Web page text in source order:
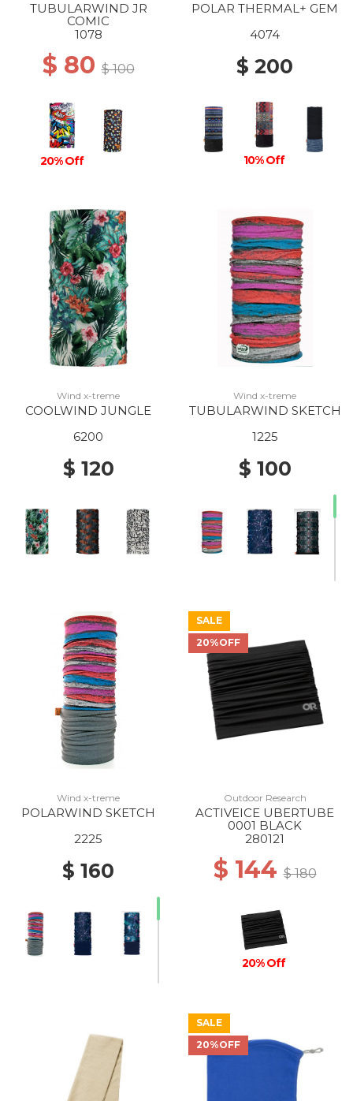
TUBULARWIND JR
COMIC
1078
$ 80$ 100
20% Off
POLAR THERMAL+ GEM
4074
$ 200
10% Off
Wind x-treme
COOLWIND JUNGLE
6200
$ 120
Wind x-treme
TUBULARWIND SKETCH
1225
$ 100
Wind x-treme
POLARWIND SKETCH
2225
$ 160
20% Off
SALE
20%OFF
Outdoor Research
ACTIVEICE UBERTUBE
0001 BLACK
280121
$ 144$ 180
20% Off
SALE
20%OFF